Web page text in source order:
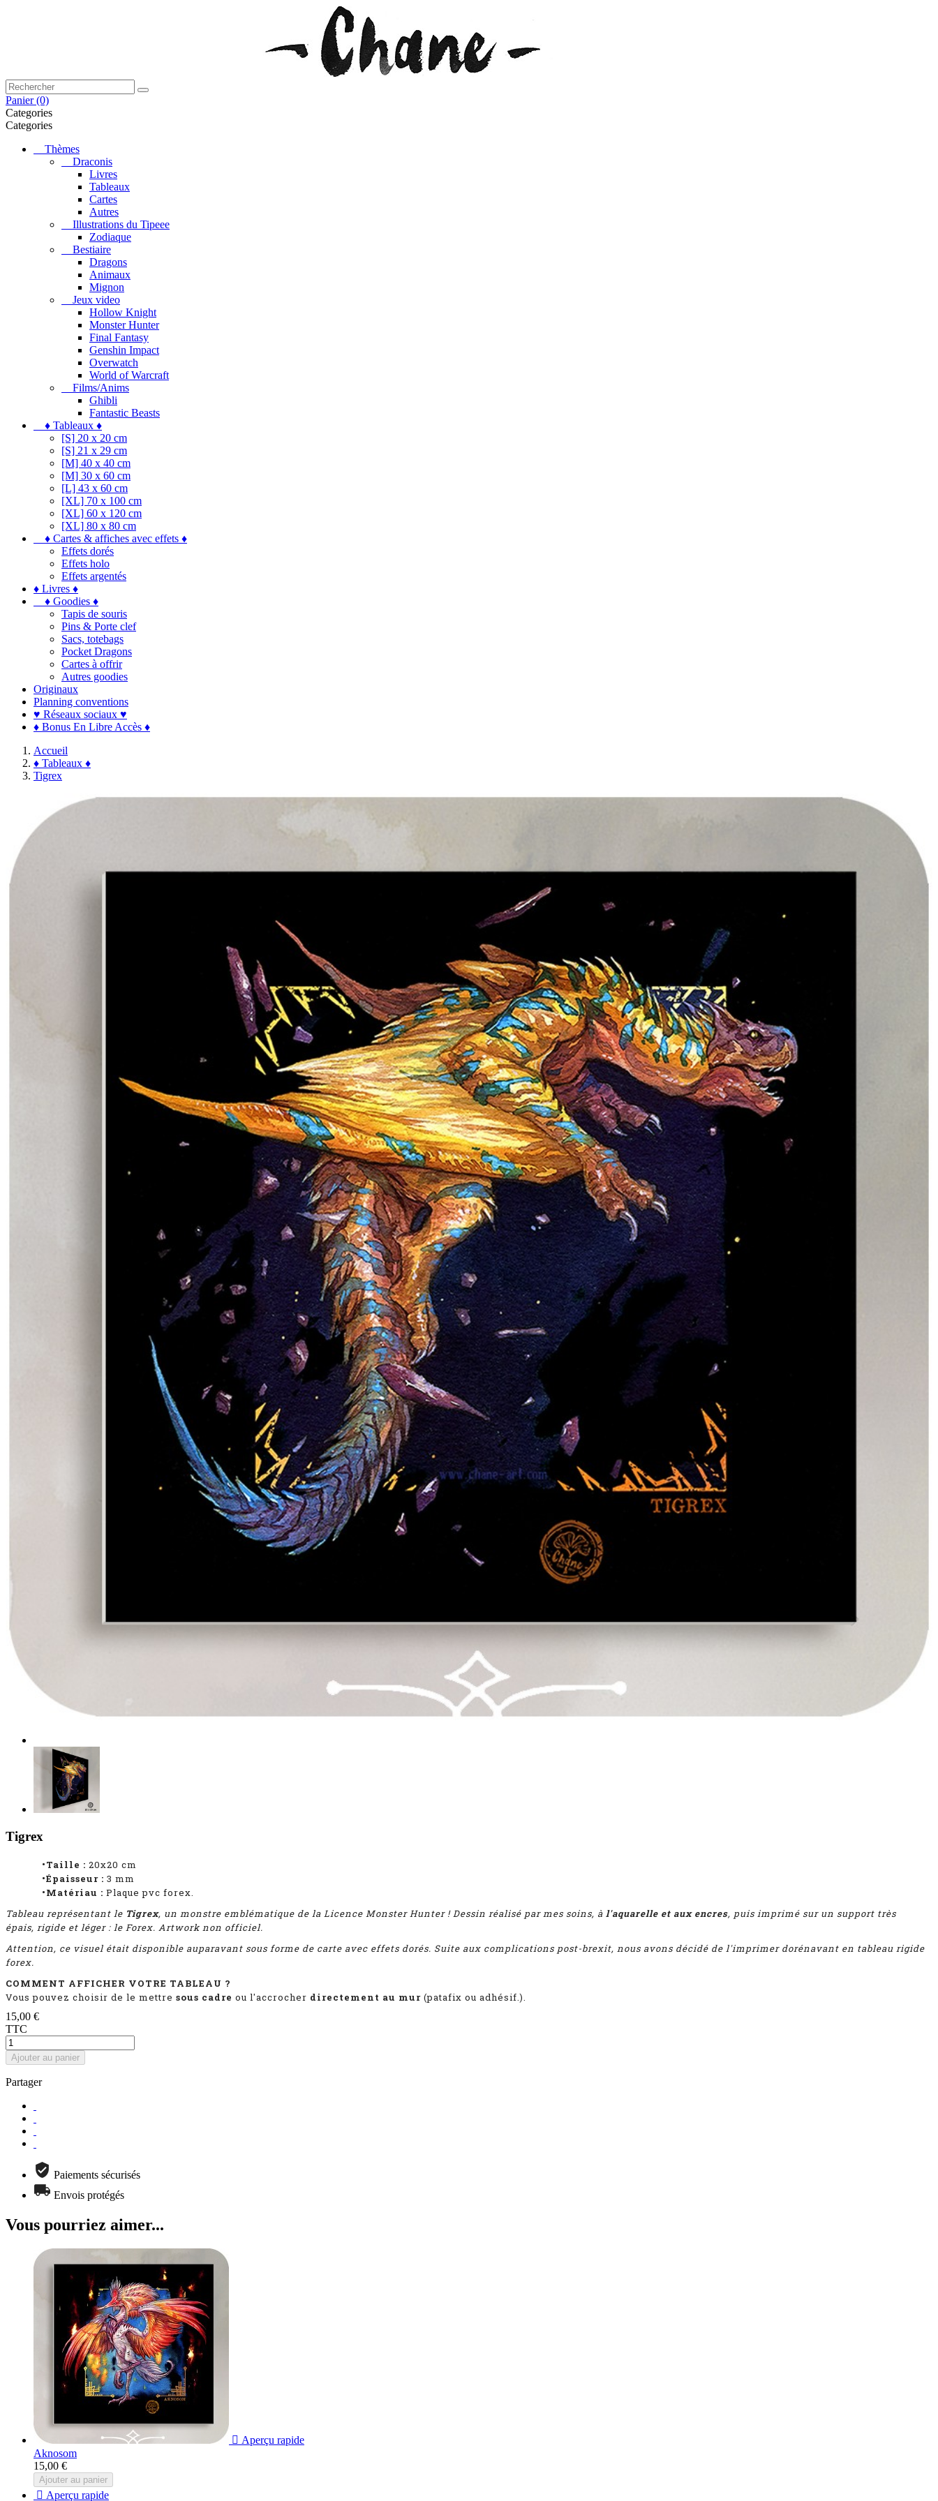
Panier (0)
Categories
Categories
Thèmes
Draconis
Livres
Tableaux
Cartes
Autres
Illustrations du Tipeee
Zodiaque
Bestiaire
Dragons
Animaux
Mignon
Jeux video
Hollow Knight
Monster Hunter
Final Fantasy
Genshin Impact
Overwatch
World of Warcraft
Films/Anims
Ghibli
Fantastic Beasts
♦ Tableaux ♦
[S] 20 x 20 cm
[S] 21 x 29 cm
[M] 40 x 40 cm
[M] 30 x 60 cm
[L] 43 x 60 cm
[XL] 70 x 100 cm
[XL] 60 x 120 cm
[XL] 80 x 80 cm
♦ Cartes & affiches avec effets ♦
Effets dorés
Effets holo
Effets argentés
♦ Livres ♦
♦ Goodies ♦
Tapis de souris
Pins & Porte clef
Sacs, totebags
Pocket Dragons
Cartes à offrir
Autres goodies
Originaux
Planning conventions
♥ Réseaux sociaux ♥
♦ Bonus En Libre Accès ♦
Accueil
♦ Tableaux ♦
Tigrex
Tigrex
•Taille : 20x20 cm
•Épaisseur : 3 mm
•Matériau : Plaque pvc forex.
Tableau représentant le Tigrex, un monstre emblématique de la Licence Monster Hunter ! Dessin réalisé par mes soins, à l'aquarelle et aux encres, puis imprimé sur un support très
épais, rigide et léger : le Forex. Artwork non officiel.
Attention, ce visuel était disponible auparavant sous forme de carte avec effets dorés. Suite aux complications post-brexit, nous avons décidé de l'imprimer dorénavant en tableau rigide
forex.
COMMENT AFFICHER VOTRE TABLEAU ?
Vous pouvez choisir de le mettre sous cadre ou l'accrocher directement au mur (patafix ou adhésif.).
15,00 €
TTC
Ajouter au panier
Partager
Paiements sécurisés
Envois protégés
Vous pourriez aimer...
 Aperçu rapide
Aknosom
15,00 €
Ajouter au panier
 Aperçu rapide